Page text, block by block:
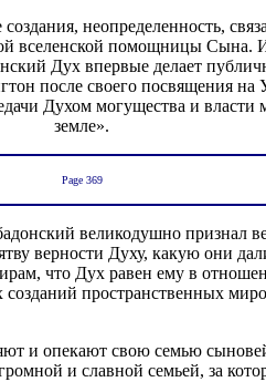
неопределенность,
вселенской помощницы Сына.
Дух впервые делает
после своего посвящения на
Духом могущества и
земле».
Page 369
великодушно признал
верности Духу, какую они
что Дух равен ему в
пространственных
и опекают свою семью
и славной семьей, за